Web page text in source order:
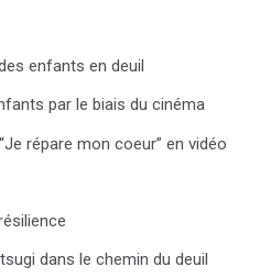
enfants en deuil
par le biais du cinéma
répare mon coeur” en vidéo
dans le chemin du deuil